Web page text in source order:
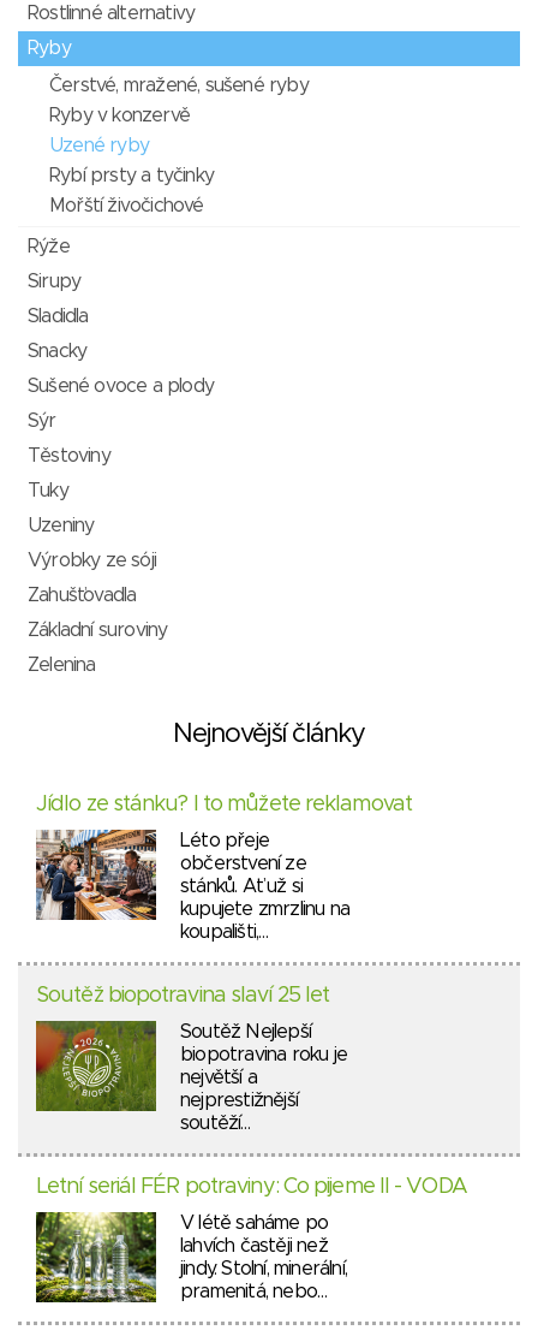
Rostlinné alternativy
Ryby
Čerstvé, mražené, sušené ryby
Ryby v konzervě
Uzené ryby
Rybí prsty a tyčinky
Mořští živočichové
Rýže
Sirupy
Sladidla
Snacky
Sušené ovoce a plody
Sýr
Těstoviny
Tuky
Uzeniny
Výrobky ze sóji
Zahušťovadla
Základní suroviny
Zelenina
Nejnovější články
Jídlo ze stánku? I to můžete reklamovat
Léto přeje
občerstvení ze
stánků. Ať už si
kupujete zmrzlinu na
koupališti,…
Soutěž biopotravina slaví 25 let
Soutěž Nejlepší
biopotravina roku je
největší a
nejprestižnější
soutěží…
Letní seriál FÉR potraviny: Co pijeme II - VODA
V létě saháme po
lahvích častěji než
jindy. Stolní, minerální,
pramenitá, nebo…